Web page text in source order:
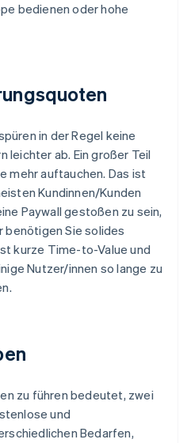
bedienen oder hohe
in der Regel keine
leichter ab. Ein großer Teil
mehr auftauchen. Das ist
Kundinnen/Kunden
Paywall gestoßen zu sein,
benötigen Sie solides
kurze Time-to-Value und
Nutzer/innen so lange zu
zu führen bedeutet, zwei
und
Bedarfen,